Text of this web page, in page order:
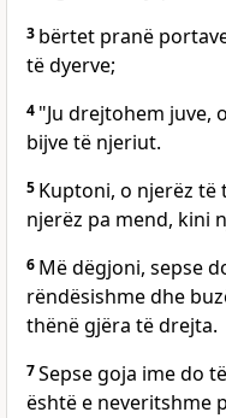
3 bërtet pranë
të dyerve;
4 "Ju drejtohem juve,
bijve të njeriut.
5 Kuptoni, o njerëz të
njerëz pa mend, kini
6 Më dëgjoni, sepse
rëndësishme dhe
thënë gjëra të drejta.
7Sepse goja ime do
është e neveritshme